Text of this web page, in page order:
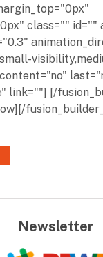
class="" id=""
link=""] [/
Newsletter